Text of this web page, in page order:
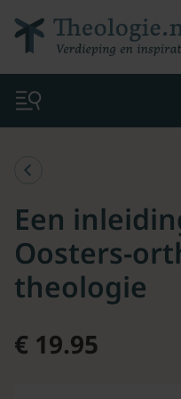
Een
Oosters-
theologie
€ 19.95